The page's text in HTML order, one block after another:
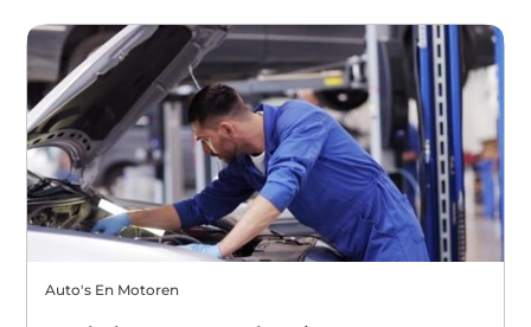
Auto's En Motoren